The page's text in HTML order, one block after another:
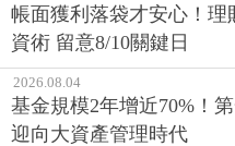
帳面獲利落袋才安心！理
資術 留意8/10關鍵日
2026.08.04
基金規模2年增近70%！
迎向大資產管理時代